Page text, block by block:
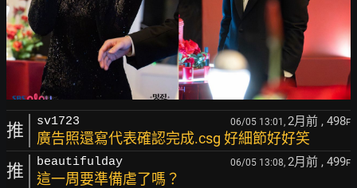
推 sv1723 06/05 13:01, 2月前 , 498F
廣告照還寫代表確認完成.csg 好細節好好笑
推 beautifulday 06/05 13:08, 2月前 , 499F
這一周要準備虐了嗎？